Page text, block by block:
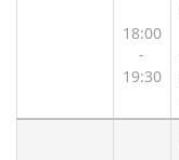
18:00
-
19:30